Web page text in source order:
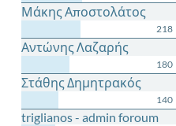
Μάκης Αποστολάτος
218
Αντώνης Λαζαρής
180
Στάθης Δημητρακός
140
triglianos - admin foroum